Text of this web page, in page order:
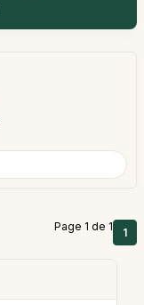
Page 1 de 1 1